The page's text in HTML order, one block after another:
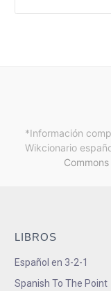
*Información
Wikcionario
LIBROS
Español en 3-2-1
Spanish To The Point